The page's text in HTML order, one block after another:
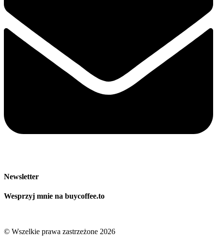
Newsletter
Wesprzyj mnie na buycoffee.to
© Wszelkie prawa zastrzeżone 2026